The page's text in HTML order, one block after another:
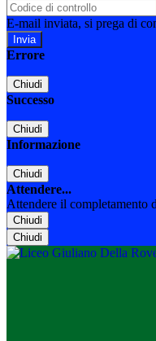
E-mail inviata, si prega di
Errore
Chiudi
Successo
Chiudi
Informazione
Chiudi
Attendere...
Attendere il completamento
Chiudi
Chiudi